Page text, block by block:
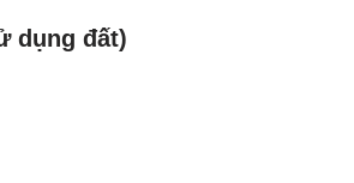
dụng đất)